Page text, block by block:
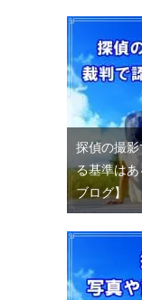
探偵の撮
る基準は
ブログ】